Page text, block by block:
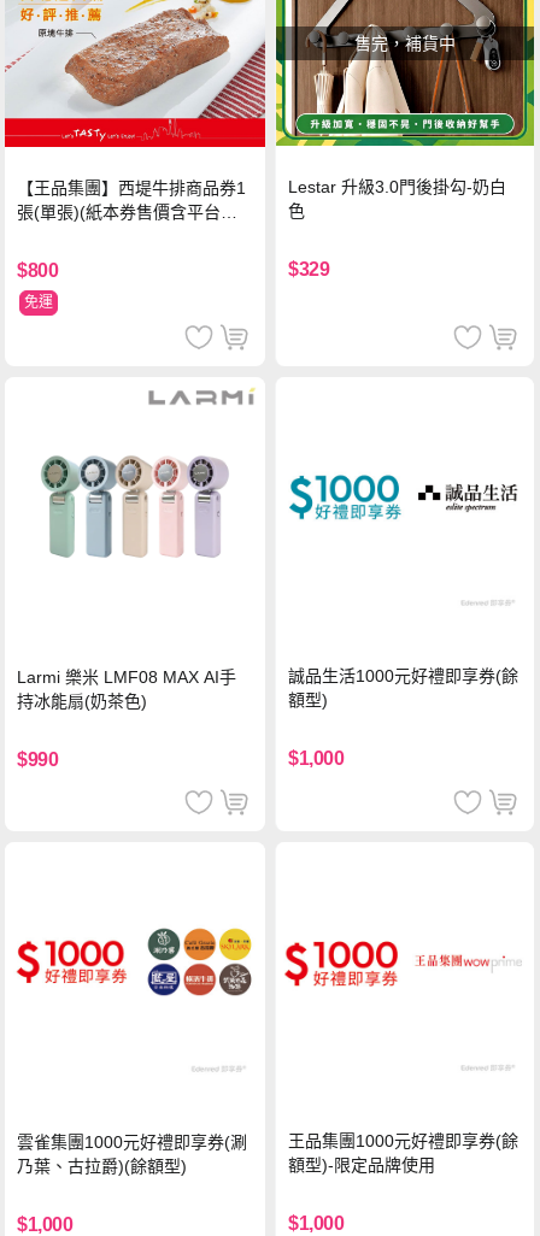
【王品集團】西堤牛排商品券1
張(單張)(紙本券售價含平台物
$800
免運
售完，補貨中
Lestar 升級3.0門後掛勾-奶白
色
$329
Larmi 樂米 LMF08 MAX AI手
持冰能扇(奶茶色)
$990
誠品生活1000元好禮即享券(餘
額型)
$1,000
雲雀集團1000元好禮即享券(涮
乃葉、古拉爵)(餘額型)
$1,000
王品集團1000元好禮即享券(餘
額型)-限定品牌使用
$1,000